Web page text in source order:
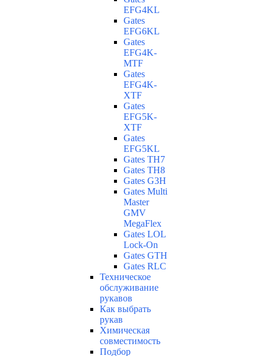
EFG4KL
Gates
EFG6KL
Gates
EFG4K-
MTF
Gates
EFG4K-
XTF
Gates
EFG5K-
XTF
Gates
EFG5KL
Gates TH7
Gates TH8
Gates G3H
Gates Multi
Master
GMV
MegaFlex
Gates LOL
Lock-On
Gates GTH
Gates RLC
Техническое
обслуживание
рукавов
Как выбрать
рукав
Химическая
совместимость
Подбор